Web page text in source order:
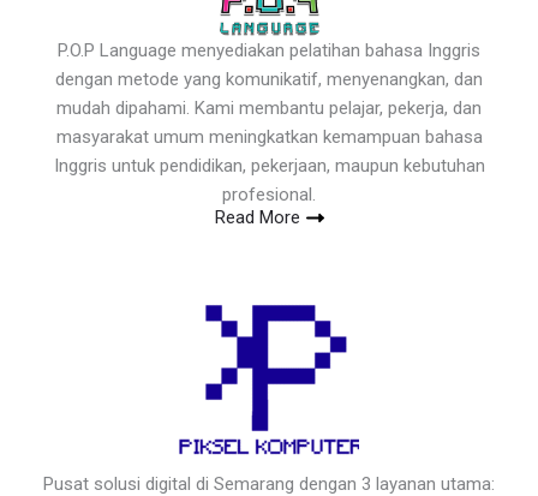
P.O.P Language menyediakan pelatihan bahasa Inggris
dengan metode yang komunikatif, menyenangkan, dan
mudah dipahami. Kami membantu pelajar, pekerja, dan
masyarakat umum meningkatkan kemampuan bahasa
Inggris untuk pendidikan, pekerjaan, maupun kebutuhan
profesional.
Read More
Pusat solusi digital di Semarang dengan 3 layanan utama: